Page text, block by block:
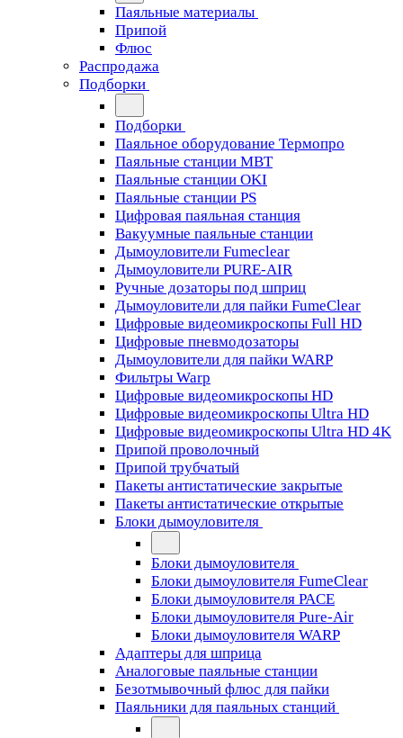
Паяльные материалы
Припой
Флюс
Распродажа
Подборки
Подборки
Паяльное оборудование Термопро
Паяльные станции MBT
Паяльные станции OKI
Паяльные станции PS
Цифровая паяльная станция
Вакуумные паяльные станции
Дымоуловители Fumeclear
Дымоуловители PURE-AIR
Ручные дозаторы под шприц
Дымоуловители для пайки FumeClear
Цифровые видеомикроскопы Full HD
Цифровые пневмодозаторы
Дымоуловители для пайки WARP
Фильтры Warp
Цифровые видеомикроскопы HD
Цифровые видеомикроскопы Ultra HD
Цифровые видеомикроскопы Ultra HD 4K
Припой проволочный
Припой трубчатый
Пакеты антистатические закрытые
Пакеты антистатические открытые
Блоки дымоуловителя
Блоки дымоуловителя
Блоки дымоуловителя FumeClear
Блоки дымоуловителя PACE
Блоки дымоуловителя Pure-Air
Блоки дымоуловителя WARP
Адаптеры для шприца
Аналоговые паяльные станции
Безотмывочный флюс для пайки
Паяльники для паяльных станций